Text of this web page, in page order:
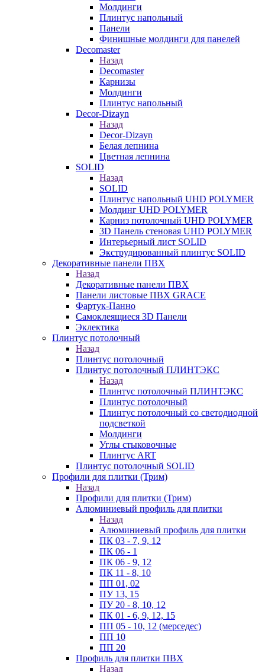
Молдинги
Плинтус напольный
Панели
Финишные молдинги для панелей
Decomaster
Назад
Decomaster
Карнизы
Молдинги
Плинтус напольный
Decor-Dizayn
Назад
Decor-Dizayn
Белая лепнина
Цветная лепнина
SOLID
Назад
SOLID
Плинтус напольный UHD POLYMER
Молдинг UHD POLYMER
Карниз потолочный UHD POLYMER
3D Панель стеновая UHD POLYMER
Интерьерный лист SOLID
Экструдированный плинтус SOLID
Декоративные панели ПВХ
Назад
Декоративные панели ПВХ
Панели листовые ПВХ GRACE
Фартук-Панно
Самоклеящиеся 3D Панели
Эклектика
Плинтус потолочный
Назад
Плинтус потолочный
Плинтус потолочный ПЛИНТЭКС
Назад
Плинтус потолочный ПЛИНТЭКС
Плинтус потолочный
Плинтус потолочный со светодиодной
подсветкой
Молдинги
Углы стыковочные
Плинтус ART
Плинтус потолочный SOLID
Профили для плитки (Трим)
Назад
Профили для плитки (Трим)
Алюминиевый профиль для плитки
Назад
Алюминиевый профиль для плитки
ПК 03 - 7, 9, 12
ПК 06 - 1
ПК 06 - 9, 12
ПК 11 - 8, 10
ПП 01, 02
ПУ 13, 15
ПУ 20 - 8, 10, 12
ПК 01 - 6, 9, 12, 15
ПП 05 - 10, 12 (мерседес)
ПП 10
ПП 20
Профиль для плитки ПВХ
Назад